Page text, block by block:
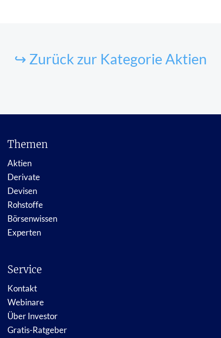
↪ Zurück zur Kategorie Aktien
Themen
Aktien
Derivate
Devisen
Rohstoffe
Börsenwissen
Experten
Service
Kontakt
Webinare
Über Investor
Gratis-Ratgeber